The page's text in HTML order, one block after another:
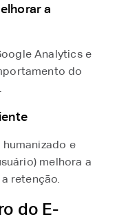
a
Analytics e
do
e
melhora a
retenção.
do E-